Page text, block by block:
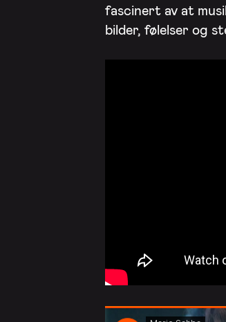
fascinert av at
bilder, følelser og
Marie Sahba ·